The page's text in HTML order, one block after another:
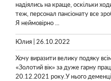
надіялись на краще, оскільки
теж, персонал пансіонату все
Я неймовірно ...
Юлия | 26.10.2022
Хочу виразити велику подяку
«Золотий вік» за дуже гарну
20.12.2021 року.У нього